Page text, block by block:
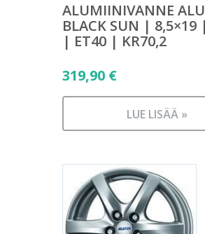
ALUMIINIVANNE
BLACK SUN | 8,5×19
| ET40 | KR70,2
319,90 €
LUE LISÄÄ »